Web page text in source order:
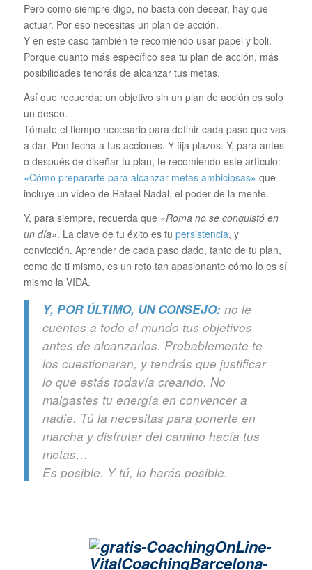
Pero como siempre digo, no basta con desear, hay que
actuar. Por eso necesitas un plan de acción.
Y en este caso también te recomiendo usar papel y boli.
Porque cuanto más específico sea tu plan de acción, más
posibilidades tendrás de alcanzar tus metas.
Así que recuerda: un objetivo sin un plan de acción es solo
un deseo.
Tómate el tiempo necesario para definir cada paso que vas
a dar. Pon fecha a tus acciones. Y fija plazos. Y, para antes
o después de diseñar tu plan, te recomiendo este artículo:
«Cómo prepararte para alcanzar metas ambiciosas» que
incluye un vídeo de Rafael Nadal, el poder de la mente.
Y, para siempre, recuerda que «Roma no se conquistó en
un día». La clave de tu éxito es tu persistencia, y
convicción. Aprender de cada paso dado, tanto de tu plan,
como de ti mismo, es un reto tan apasionante cómo lo es sí
mismo la VIDA.
Y, POR ÚLTIMO, UN CONSEJO:no le
cuentes a todo el mundo tus objetivos
antes de alcanzarlos. Probablemente te
los cuestionaran, y tendrás que justificar
lo que estás todavía creando. No
malgastes tu energía en convencer a
nadie. Tú la necesitas para ponerte en
marcha y disfrutar del camino hacía tus
metas…
Es posible. Y tú, lo harás posible.